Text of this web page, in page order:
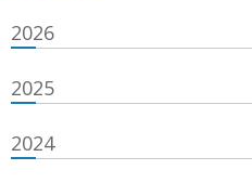
2026
2025
2024